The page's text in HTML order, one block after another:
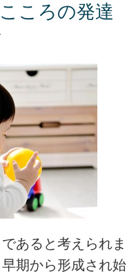
ころの発達
あると考えられま
期から形成され始